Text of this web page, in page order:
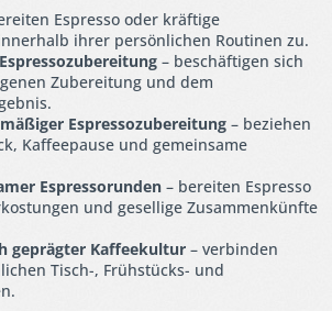
Espresso oder kräftige
ihrer persönlichen Routinen zu.
– beschäftigen sich
Zubereitung und dem
Espressozubereitung – beziehen
Kaffeepause und gemeinsame
Espressorunden – bereiten Espresso
und gesellige Zusammenkünfte
geprägter Kaffeekultur – verbinden
Tisch-, Frühstücks- und